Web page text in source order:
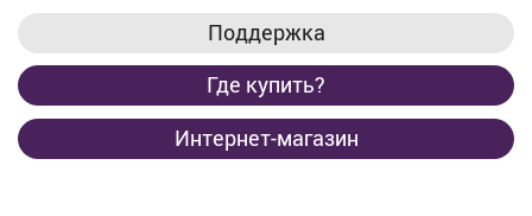
Поддержка
Где купить?
Интернет-магазин